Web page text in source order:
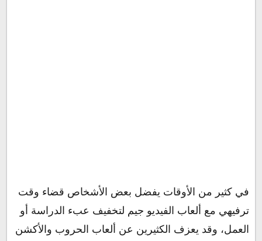
في كثير من الأوقات يفضل بعض الأشخاص قضاء وقت
ترفيهي مع ألعاب الفيديو جيم لتخفيف عبء الدراسة أو
العمل، وقد يعزف الكثيرين عن ألعاب الحروب والأكشن